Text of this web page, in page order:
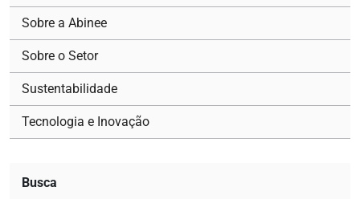
Sobre a Abinee
Sobre o Setor
Sustentabilidade
Tecnologia e Inovação
Busca